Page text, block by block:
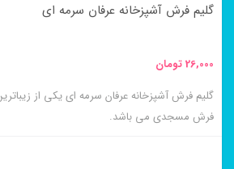
صفحه
انتخاب
شوند
گلیم فرش آشپزخانه عرفان سرمه ای
26,000تومان
گلیم فرش آشپزخانه عرفان سرمه ای یکی از
فرش مسجدی می باشد.